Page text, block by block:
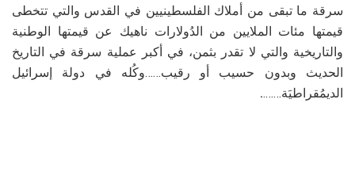
سرقة ما تبقى من أملاك الفلسطينيين في القدس والتي تتخطى
قيمتها مئات الملايين من الدُولارات ناهيك عن قيمتها الوطنية
والتاريخية والتي لا تقدر بثمن، في أكبر عملية سرقة في التاريخ
الحديث وبدون حسيب أو رقيب……وكُله في دولة إسرائيل
الديمُقراطيَة……..